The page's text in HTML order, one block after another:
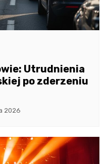
Utrudnienia
po zderzeniu
2026